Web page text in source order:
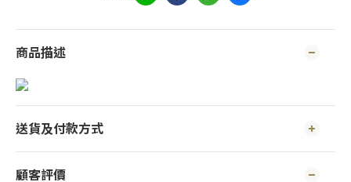
商品描述
送貨及付款方式
顧客評價